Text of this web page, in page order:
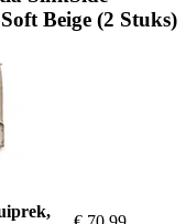
Beige (2 Stuks)